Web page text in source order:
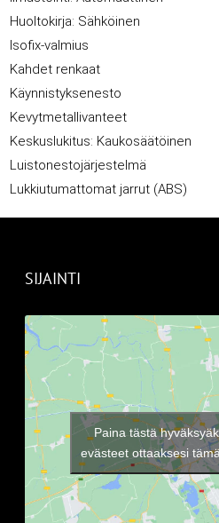
Huoltokirja: Sähköinen
Isofix-valmius
Kahdet renkaat
Käynnistyksenesto
Kevytmetallivanteet
Keskuslukitus: Kaukosäätöinen
Luistonestojärjestelmä
Lukkiutumattomat jarrut (ABS)
SIJAINTI
Paina tästä
evästeet ottaaksesi